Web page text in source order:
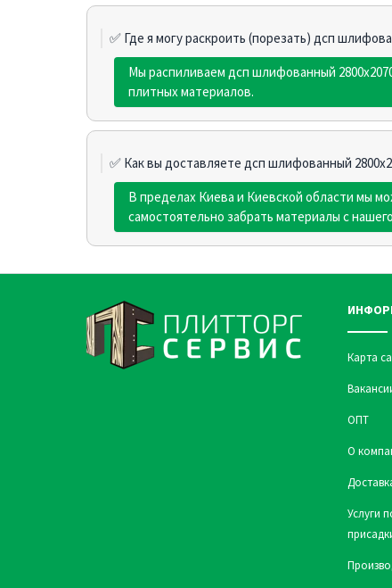
✅ Где я могу раскроить (порезать) дсп
Мы распиливаем дсп шлифованный
плитных материалов.
✅ Как вы доставляете дсп шлифованный
В пределах Киева и Киевской области мы
самостоятельно забрать материалы с
Карта
ОПТ
О
Услуги